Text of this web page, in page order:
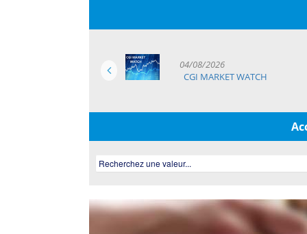
04/08/2026
CGI MARKET WATCH
Recherchez une valeur...